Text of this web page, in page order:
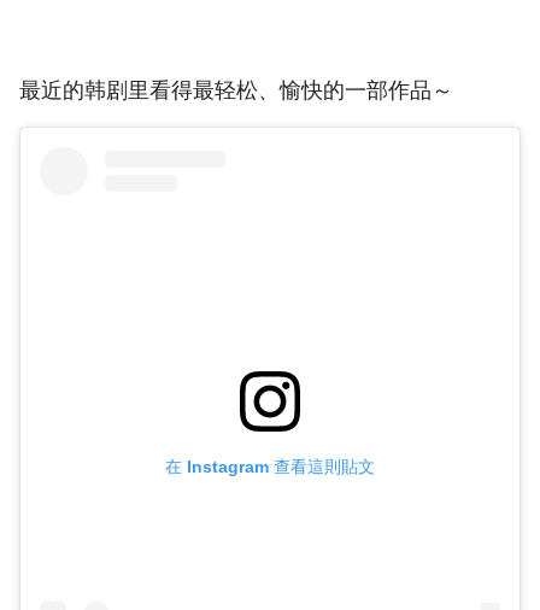
最近的韩剧里看得最轻松、愉快的一部作品～
在 Instagram 查看這則貼文